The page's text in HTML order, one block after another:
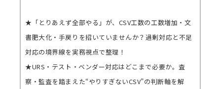
★「とりあえず全部やる」が、CSV工数の工数増加・文
書肥大化・手戻りを招いていませんか？過剰対応と不足
対応の境界線を実務視点で整理！
★URS・テスト・ベンダー対応はどこまで必要か。査
察・監査を踏まえた“やりすぎないCSV”の判断軸を解